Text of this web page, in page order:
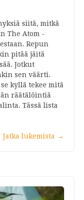
siitä, mitkä
The Atom -
Repun
pitää jäitä
Jotkut
sen väärti.
kyllä tekee mitä
räätälöintiä
Tässä lista
Jatka lukemista →